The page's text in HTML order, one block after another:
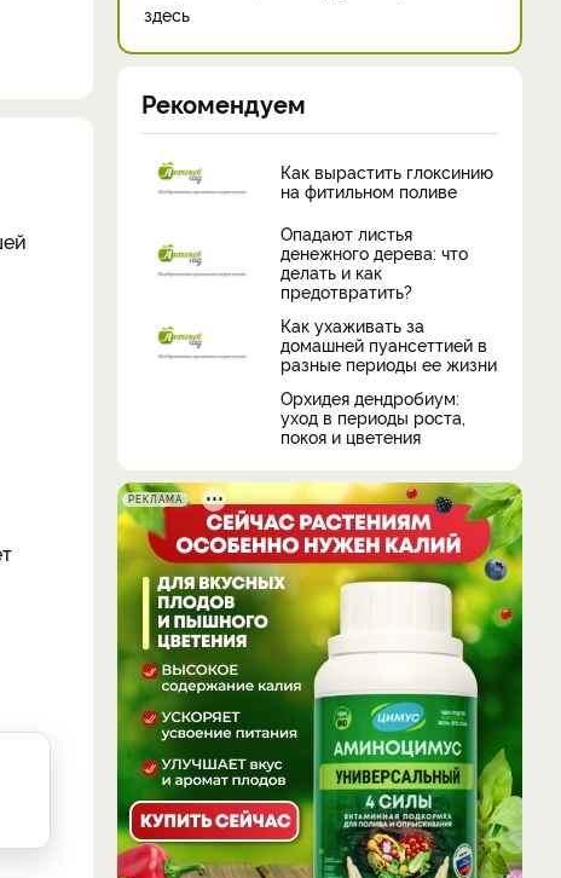
здесь
Рекомендуем
Как вырастить глоксинию
на фитильном поливе
Опадают листья
денежного дерева: что
делать и как
предотвратить?
Как ухаживать за
домашней пуансеттией в
разные периоды ее жизни
Орхидея дендробиум:
уход в периоды роста,
покоя и цветения
РЕКЛАМА